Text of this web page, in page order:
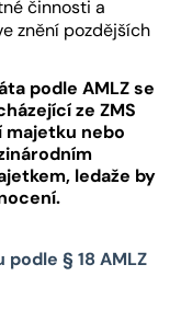
činnosti a
znění pozdějších
podle AMLZ se
ze ZMS
majetku nebo
ledaže by
§ 18 AMLZ